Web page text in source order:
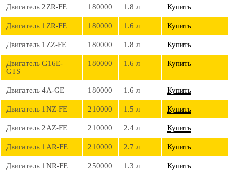
Двигатель 2ZR-FE 180000 1.8 л Купить
Двигатель 1ZR-FE 180000 1.6 л Купить
Двигатель 1ZZ-FE 180000 1.8 л Купить
Двигатель G16E-
GTS
180000 1.6 л Купить
Двигатель 4A-GE 180000 1.6 л Купить
Двигатель 1NZ-FE 210000 1.5 л Купить
Двигатель 2AZ-FE 210000 2.4 л Купить
Двигатель 1AR-FE 210000 2.7 л Купить
Двигатель 1NR-FE 250000 1.3 л Купить